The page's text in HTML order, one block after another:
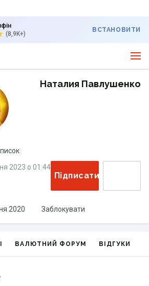
(8,9K+)
ВСТАНОВИТИ
Наталия Павлушенко
2023 о 01:44
Підписатися
2020 Заблокувати
ВАЛЮТНИЙ ФОРУМ ВІДГУКИ